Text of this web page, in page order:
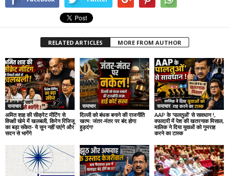
RELATED ARTICLES MORE FROM AUTHOR
समाचार
अमित शाह की सीक्रेट मीटिंग से
विपक्षी खेमे में खलबली, किरेन रिजिजू
का बड़ा संकेत- ये सुन नहीं पाएंगे और
सदन से भागेंगे
समाचार
दिल्ली को बंधक बनाने की राजनीति
खत्म: जंतर-मंतर पर बंद होगा
हुड़दंग!
समाचार
AAP के ‘पालतुओं’ से सावधान !,
वफादारी में पेश की खतरनाक मिसाल,
मालिक ने दिया युवाओं को गुमराह
करने का टास्क